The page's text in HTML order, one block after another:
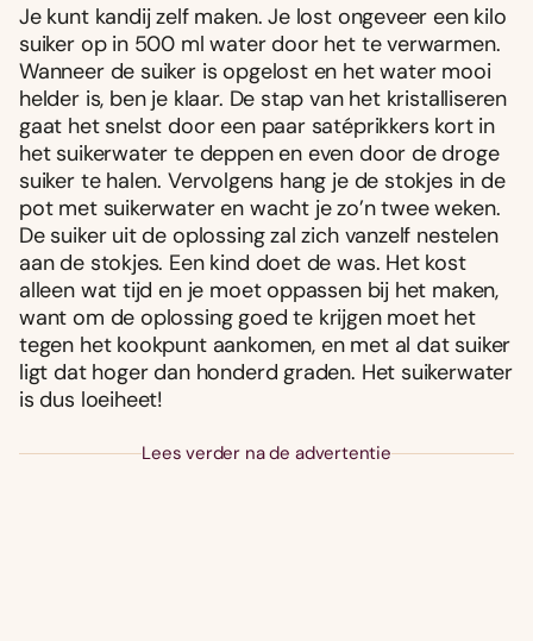
Je kunt kandij zelf maken. Je lost ongeveer een kilo
suiker op in 500 ml water door het te verwarmen.
Wanneer de suiker is opgelost en het water mooi
helder is, ben je klaar. De stap van het kristalliseren
gaat het snelst door een paar satéprikkers kort in
het suikerwater te deppen en even door de droge
suiker te halen. Vervolgens hang je de stokjes in de
pot met suikerwater en wacht je zo’n twee weken.
De suiker uit de oplossing zal zich vanzelf nestelen
aan de stokjes. Een kind doet de was. Het kost
alleen wat tijd en je moet oppassen bij het maken,
want om de oplossing goed te krijgen moet het
tegen het kookpunt aankomen, en met al dat suiker
ligt dat hoger dan honderd graden. Het suikerwater
is dus loeiheet!
Lees verder na de advertentie